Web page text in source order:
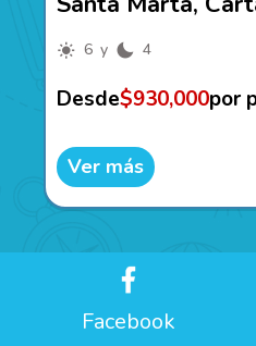
6 y 4
Desde$930,000por
Ver más
Facebook